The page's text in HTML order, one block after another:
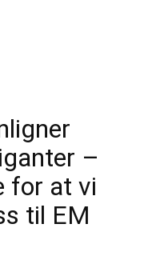
–
for at vi
til EM